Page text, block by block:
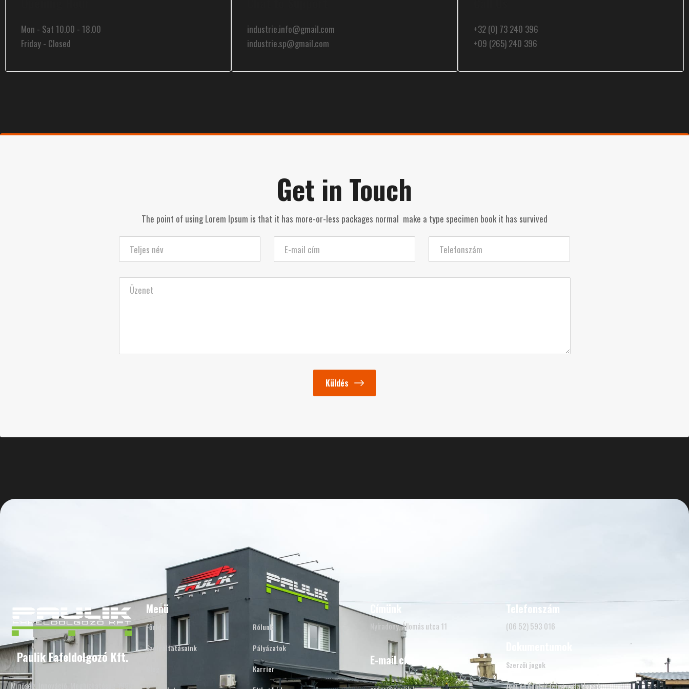
Mon - Sat 10.00 - 18.00
Friday - Closed
industrie.info@gmail.com
industrie.sp@gmail.com
+32 (0) 73 240 396
+09 (265) 240 396
Get in Touch
The point of using Lorem Ipsum is that it has more-or-less packages normal make a type specimen book it has survived
Paulik Fafeldolgozó Kft.
Minőség, Innováció, Megbízhatóság 1993-
Menü
Főoldal
Rólunk
Szolgáltatásaink
Pályázatok
Karrier
Címünk
Nyíradony, Állomás utca 11
E-mail cím
Telefonszám
(06 52) 593 016
Szerzői jogok
Jogi és adatvédelmi nyilatkozat